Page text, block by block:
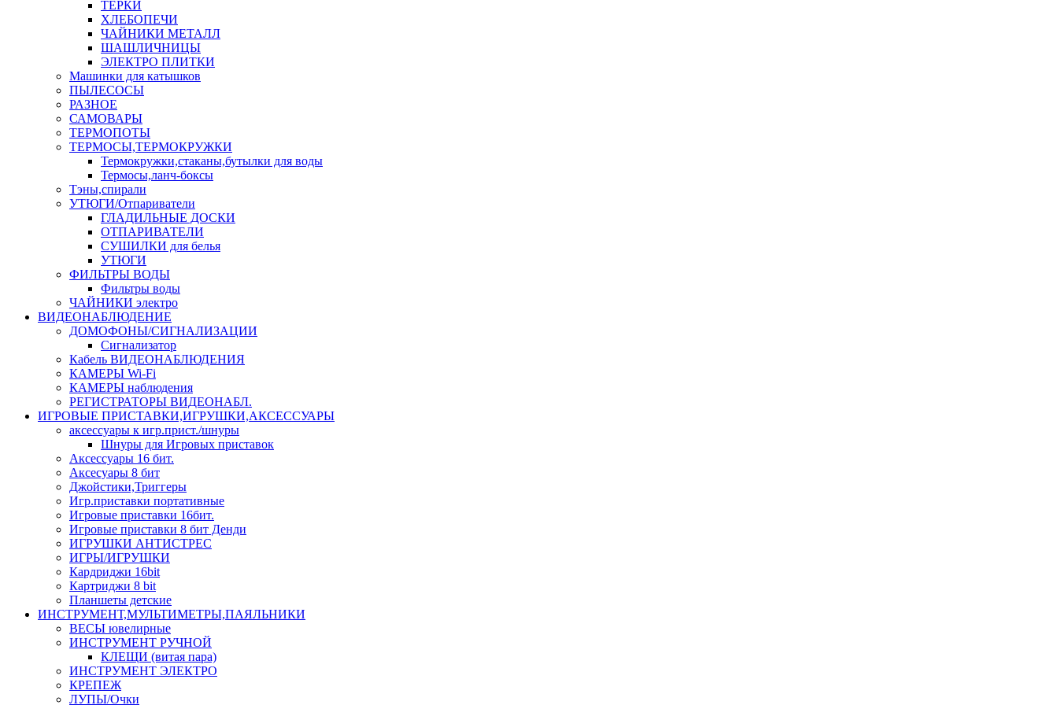
ТЕРКИ
ХЛЕБОПЕЧИ
ЧАЙНИКИ МЕТАЛЛ
ШАШЛИЧНИЦЫ
ЭЛЕКТРО ПЛИТКИ
Машинки для катышков
ПЫЛЕСОСЫ
РАЗНОЕ
САМОВАРЫ
ТЕРМОПОТЫ
ТЕРМОСЫ,ТЕРМОКРУЖКИ
Термокружки,стаканы,бутылки для воды
Термосы,ланч-боксы
Тэны,спирали
УТЮГИ/Отпариватели
ГЛАДИЛЬНЫЕ ДОСКИ
ОТПАРИВАТЕЛИ
СУШИЛКИ для белья
УТЮГИ
ФИЛЬТРЫ ВОДЫ
Фильтры воды
ЧАЙНИКИ электро
ВИДЕОНАБЛЮДЕНИЕ
ДОМОФОНЫ/СИГНАЛИЗАЦИИ
Сигнализатор
Кабель ВИДЕОНАБЛЮДЕНИЯ
КАМЕРЫ Wi-Fi
КАМЕРЫ наблюдения
РЕГИСТРАТОРЫ ВИДЕОНАБЛ.
ИГРОВЫЕ ПРИСТАВКИ,ИГРУШКИ,АКСЕССУАРЫ
аксесcуары к игр.прист./шнуры
Шнуры для Игровых приставок
Аксессуары 16 бит.
Аксесуары 8 бит
Джойстики,Триггеры
Игр.приставки портативные
Игровые приставки 16бит.
Игровые приставки 8 бит Денди
ИГРУШКИ АНТИСТРЕС
ИГРЫ/ИГРУШКИ
Кардриджи 16bit
Картриджи 8 bit
Планшеты детские
ИНСТРУМЕНТ,МУЛЬТИМЕТРЫ,ПАЯЛЬНИКИ
ВЕСЫ ювелирные
ИНСТРУМЕНТ РУЧНОЙ
КЛЕЩИ (витая пара)
ИНСТРУМЕНТ ЭЛЕКТРО
КРЕПЕЖ
ЛУПЫ/Очки